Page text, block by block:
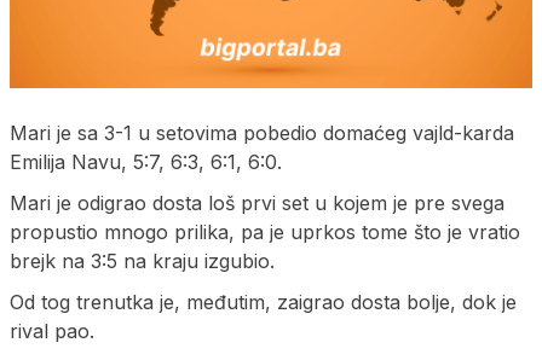
Mari je sa 3-1 u setovima pobedio domaćeg vajld-karda
Emilija Navu, 5:7, 6:3, 6:1, 6:0.
Mari je odigrao dosta loš prvi set u kojem je pre svega
propustio mnogo prilika, pa je uprkos tome što je vratio
brejk na 3:5 na kraju izgubio.
Od tog trenutka je, međutim, zaigrao dosta bolje, dok je
rival pao.